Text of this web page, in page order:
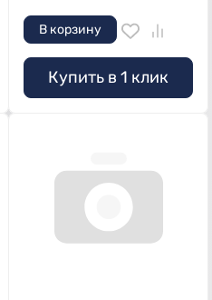
В корзину
Купить в 1 клик